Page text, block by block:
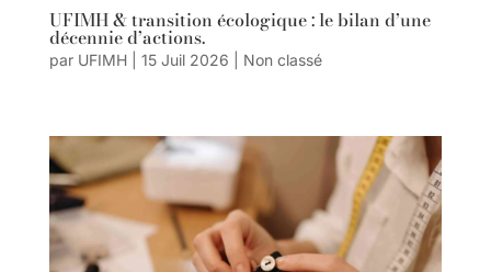
UFIMH & transition écologique : le bilan d’une
décennie d’actions.
par UFIMH 15 Juil 2026 Non classé